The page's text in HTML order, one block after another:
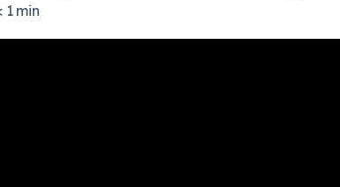
1 min